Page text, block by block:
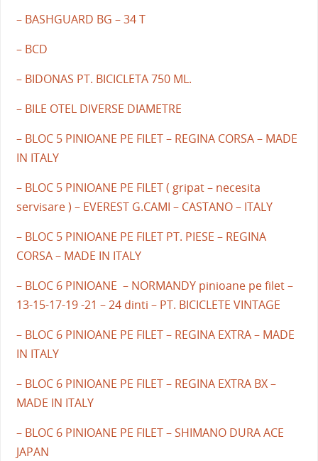
– BASHGUARD BG – 34 T
– BCD
– BIDONAS PT. BICICLETA 750 ML.
– BILE OTEL DIVERSE DIAMETRE
– BLOC 5 PINIOANE PE FILET – REGINA CORSA – MADE
IN ITALY
– BLOC 5 PINIOANE PE FILET ( gripat – necesita
servisare ) – EVEREST G.CAMI – CASTANO – ITALY
– BLOC 5 PINIOANE PE FILET PT. PIESE – REGINA
CORSA – MADE IN ITALY
– BLOC 6 PINIOANE – NORMANDY pinioane pe filet –
13-15-17-19 -21 – 24 dinti – PT. BICICLETE VINTAGE
– BLOC 6 PINIOANE PE FILET – REGINA EXTRA – MADE
IN ITALY
– BLOC 6 PINIOANE PE FILET – REGINA EXTRA BX –
MADE IN ITALY
– BLOC 6 PINIOANE PE FILET – SHIMANO DURA ACE
JAPAN